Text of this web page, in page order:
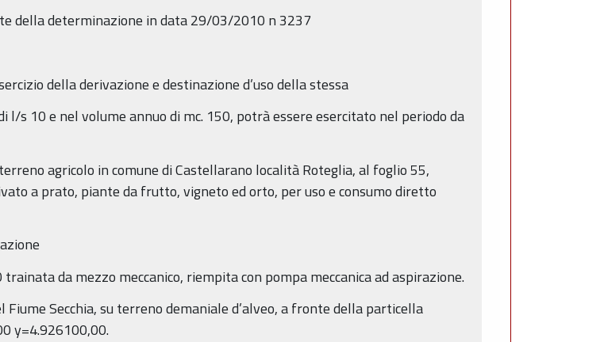
della determinazione in data 29/03/2010 n 3237
della derivazione e destinazione d’uso della stessa
s 10 e nel volume annuo di mc. 150, potrà essere esercitato nel periodo da
agricolo in comune di Castellarano località Roteglia, al foglio 55,
a prato, piante da frutto, vigneto ed orto, per uso e consumo diretto
da mezzo meccanico, riempita con pompa meccanica ad aspirazione.
Secchia, su terreno demaniale d’alveo, a fronte della particella
y=4.926100,00.